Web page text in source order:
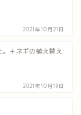
2021年10月21日
＋ネギの植え替え
2021年10月19日